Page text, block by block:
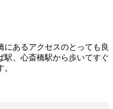
にあるアクセスのとっても良
駅、心斎橋駅から歩いてすぐ